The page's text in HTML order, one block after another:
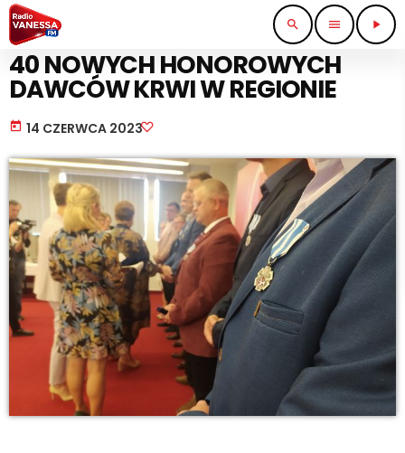
search menu play_arrow
WIADOMOŚCI
40 NOWYCH HONOROWYCH
DAWCÓW KRWI W REGIONIE
today 14 CZERWCA 2023